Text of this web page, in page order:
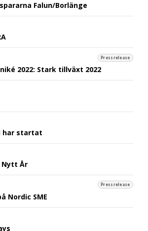
Falun/Borlänge
Pressrelease
2022: Stark tillväxt 2022
har startat
Nytt År
Pressrelease
Nordic SME